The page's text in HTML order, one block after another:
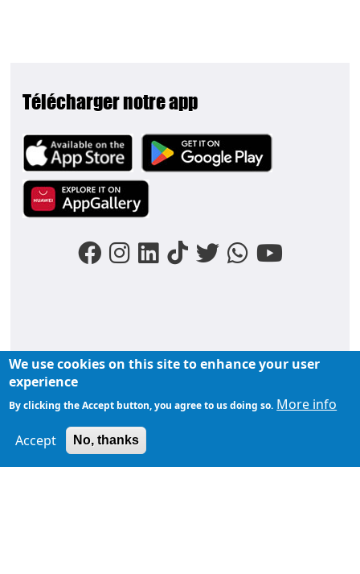
Télécharger notre app
Image Image
Image
FOOTER MENU
Liens du moments
TopFM en direct
Nos podcasts Liens groupe
Liens Utiles
We use cookies on this site to enhance your user
experience
By clicking the Accept button, you agree to us doing so. More info
Accept No, thanks